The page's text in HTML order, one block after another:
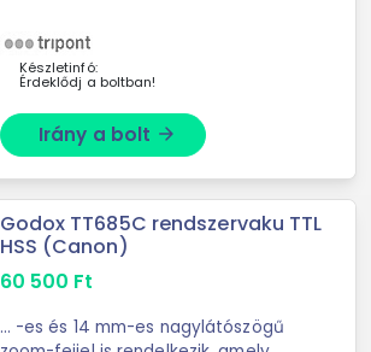
Készletinfó:
Érdeklődj a boltban!
Irány a bolt arrow_forward
Godox TT685C rendszervaku TTL
HSS (Canon)
60 500 Ft
... -es és 14 mm-es nagylátószögű